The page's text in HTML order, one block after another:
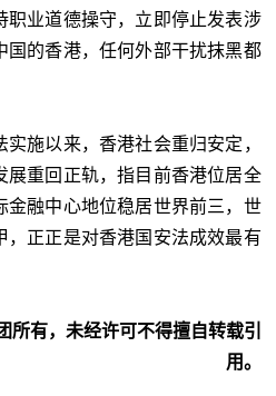
职业道德操守，立即停止发表涉
国的香港，任何外部干扰抹黑都
施以来，香港社会重归安定，
展重回正轨，指目前香港位居全
金融中心地位稳居世界前三，世
，正正是对香港国安法成效最有
所有，未经许可不得擅自转载引
用。